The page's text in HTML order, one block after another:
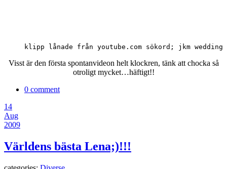
klipp lånade från youtube.com sökord; jkm wedding
Visst är den första spontanvideon helt klockren, tänk att chocka så
otroligt mycket…häftigt!!
0 comment
14
Aug
2009
Världens bästa Lena;)!!!